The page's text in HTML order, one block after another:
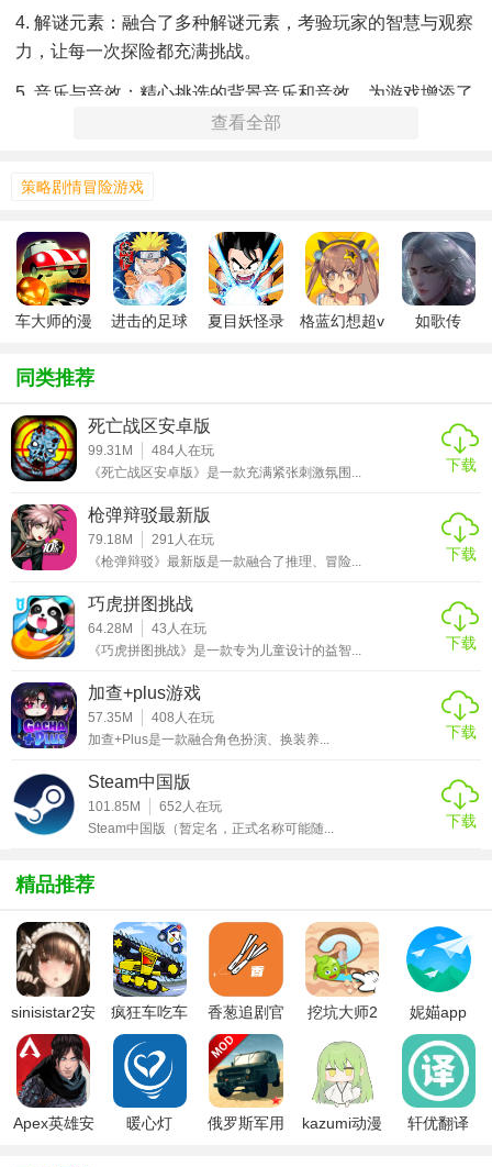
4. 解谜元素：融合了多种解谜元素，考验玩家的智慧与观察
力，让每一次探险都充满挑战。
5. 音乐与音效：精心挑选的背景音乐和音效，为游戏增添了
【漫漫长路游戏手机版玩法】
1. 角色移动：通过虚拟摇杆或触摸屏幕控制角色移动，探索
地图上的各个地点。
品，推动剧情发展。
3. 解谜挑战：在特定的场景中解决谜题，获取关键道具或解
4. 资源管理：收集资源，制作工具或装备，提升角色能力。
锁新的章节。
【漫漫长路游戏手机版技巧】
1. 观察环境：仔细观察周围环境，许多谜题的关键线索就隐
藏在其中。
的回复，以获取更多信息。
3. 合理利用资源：合理分配和管理资源，避免浪费，在关键
时刻发挥重要作用。
4. 耐心探索：不要急于求成，耐心探索每个角落，可能会发
现意想不到的惊喜。
【漫漫长路游戏手机版点评】
《漫漫长路》以其独特的艺术风格、引人入胜的剧情和丰富
查看全部
策略剧情冒险游戏
车大师的漫
进击的足球
夏目妖怪录
格蓝幻想超v
如歌传
同类推荐
死亡战区安卓版
99.31M 484人在玩
《死亡战区安卓版》是一款充满紧张刺激氛围...
下载
枪弹辩驳最新版
79.18M 291 人在玩
《枪弹辩驳》最新版是一款融合了推理、冒险...
下载
巧虎拼图挑战
64.28M 43 人在玩
《巧虎拼图挑战》是一款专为儿童设计的益智...
下载
加查+plus游戏
57.35M 408 人在玩
加查+Plus是一款融合角色扮演、换装养...
下载
Steam中国版
101.85M 652 人在玩
Steam中国版（暂定名，正式名称可能随...
下载
精品推荐
sinisistar2安
卓汉化版
疯狂车吃车
3中文版
香葱追剧官
方最新版
挖坑大师2 妮媌app
Apex英雄安
暖心灯
俄罗斯军用
kazumi动漫
轩优翻译